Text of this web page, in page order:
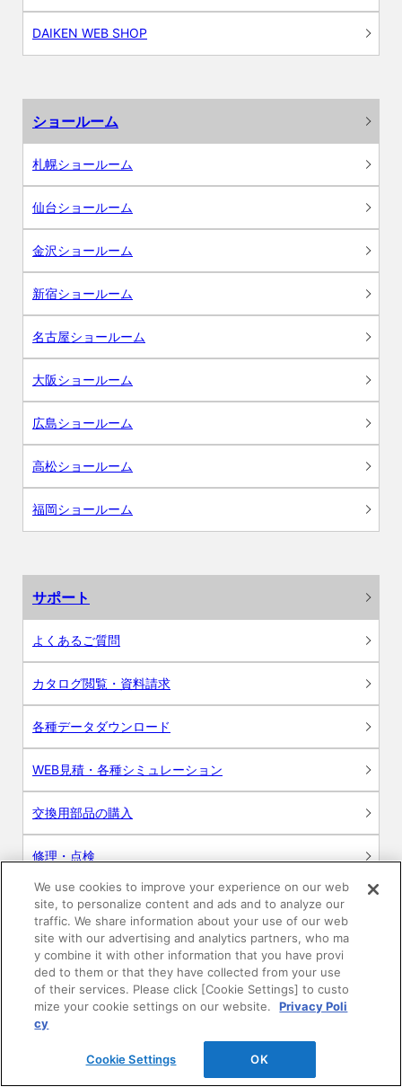
DAIKEN WEB SHOP
ショールーム
札幌ショールーム
仙台ショールーム
金沢ショールーム
新宿ショールーム
名古屋ショールーム
大阪ショールーム
広島ショールーム
高松ショールーム
福岡ショールーム
サポート
よくあるご質問
カタログ閲覧・資料請求
各種データダウンロード
WEB見積・各種シミュレーション
交換用部品の購入
修理・点検
お問い合わせ
ログイン
建築・設計関係者様向けサイト
ユーザー登録サービス
WEB見積システム
We use cookies to improve your experience on our web
site, to personalize content and ads and to analyze our
traffic. We share information about your use of our web
site with our advertising and analytics partners, who ma
y combine it with other information that you have provi
ded to them or that they have collected from your use
of their services. Please click [Cookie Settings] to custo
mize your cookie settings on our website.
Privacy Poli
cy
Cookie Settings OK